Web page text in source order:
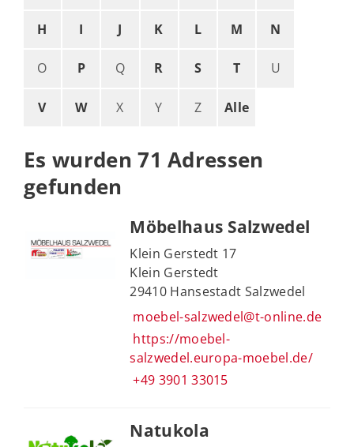
H I J K L M N
O P Q R S T U
V W X Y Z Alle
Es wurden 71 Adressen
gefunden
Möbelhaus Salzwedel
Klein Gerstedt 17
Klein Gerstedt
29410 Hansestadt Salzwedel
moebel-salzwedel@t-online.de
https://moebel-
salzwedel.europa-moebel.de/
+49 3901 33015
Natukola